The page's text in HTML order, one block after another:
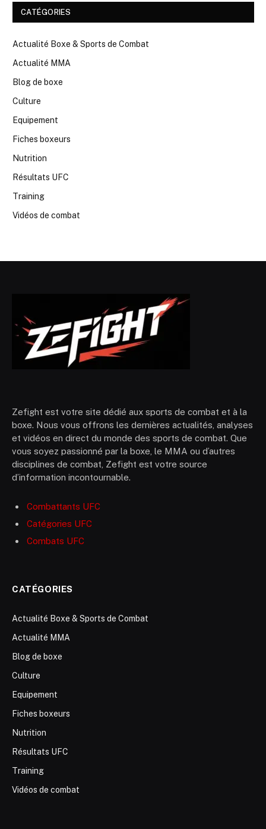
CATÉGORIES
Actualité Boxe & Sports de Combat
Actualité MMA
Blog de boxe
Culture
Equipement
Fiches boxeurs
Nutrition
Résultats UFC
Training
Vidéos de combat
Zefight est votre site dédié aux sports de combat et à la
boxe. Nous vous offrons les dernières actualités, analyses
et vidéos en direct du monde des sports de combat. Que
vous soyez passionné par la boxe, le MMA ou d’autres
disciplines de combat, Zefight est votre source
d’information incontournable.
Combattants UFC
Catégories UFC
Combats UFC
CATÉGORIES
Actualité Boxe & Sports de Combat
Actualité MMA
Blog de boxe
Culture
Equipement
Fiches boxeurs
Nutrition
Résultats UFC
Training
Vidéos de combat